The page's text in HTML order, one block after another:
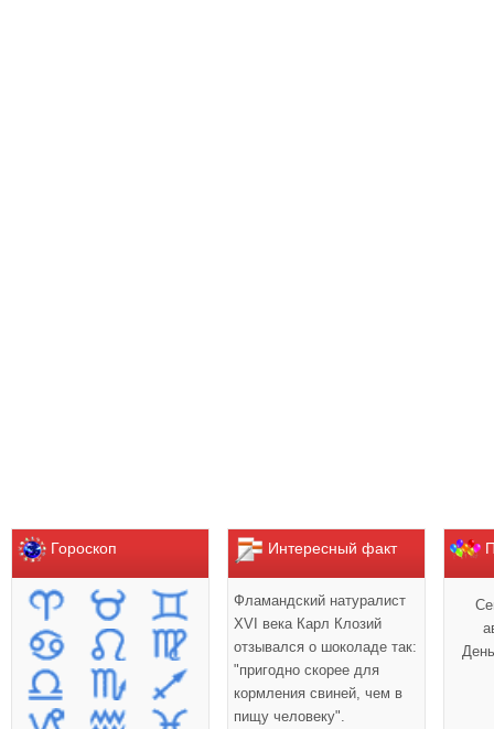
Гороскоп Интересный факт
Фламандский натуралист
XVI века Карл Клозий
отзывался о шоколаде так:
"пригодно скорее для
кормления свиней, чем в
пищу человеку".